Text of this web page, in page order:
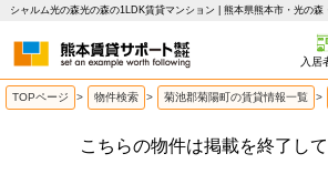
入居
TOPページ > 物件検索 > 菊池郡菊陽町の賃貸情報一覧 >
こちらの物件は掲載を終了して